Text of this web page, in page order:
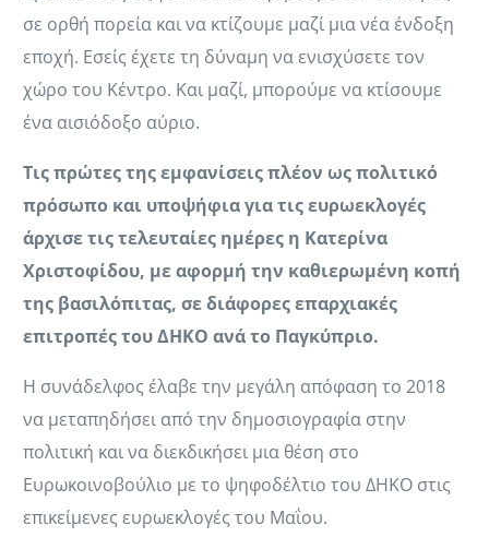
σε ορθή πορεία και να κτίζουμε μαζί μια νέα ένδοξη
εποχή. Εσείς έχετε τη δύναμη να ενισχύσετε τον
χώρο του Κέντρο. Και μαζί, μπορούμε να κτίσουμε
ένα αισιόδοξο αύριο.
Τις πρώτες της εμφανίσεις πλέον ως πολιτικό
πρόσωπο και υποψήφια για τις ευρωεκλογές
άρχισε τις τελευταίες ημέρες η Κατερίνα
Χριστοφίδου, με αφορμή την καθιερωμένη κοπή
της βασιλόπιτας, σε διάφορες επαρχιακές
επιτροπές του ΔΗΚΟ ανά το Παγκύπριο.
Η συνάδελφος έλαβε την μεγάλη απόφαση το 2018
να μεταπηδήσει από την δημοσιογραφία στην
πολιτική και να διεκδικήσει μια θέση στο
Ευρωκοινοβούλιο με το ψηφοδέλτιο του ΔΗΚΟ στις
επικείμενες ευρωεκλογές του Μαΐου.